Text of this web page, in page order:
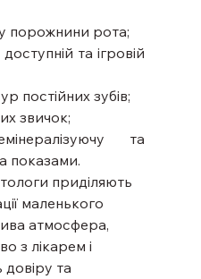
порожнини рота;
доступній та ігровій
постійних зубів;
звичок;
та
показами.
приділяють
маленького
атмосфера,
з лікарем і
та